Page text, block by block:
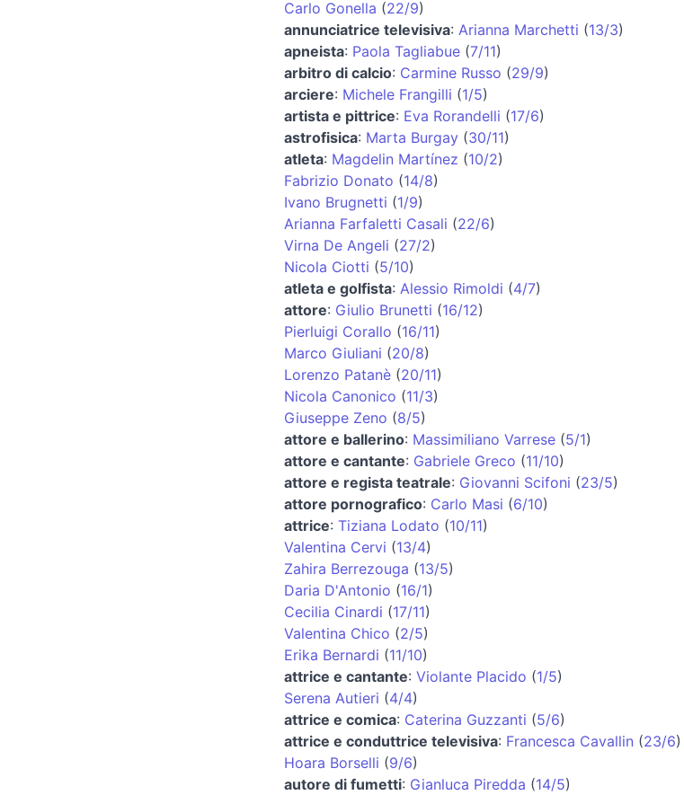
Carlo Gonella (22/9)
annunciatrice televisiva: Arianna Marchetti (13/3)
apneista: Paola Tagliabue(7/11)
arbitro di calcio: Carmine Russo (29/9)
arciere: Michele Frangilli (1/5)
artista e pittrice: Eva Rorandelli (17/6)
astrofisica: Marta Burgay(30/11)
atleta: Magdelin Martínez (10/2)
Fabrizio Donato (14/8)
Ivano Brugnetti (1/9)
Arianna Farfaletti Casali (22/6)
Virna De Angeli (27/2)
Nicola Ciotti (5/10)
atleta e golfista: Alessio Rimoldi (4/7)
attore: Giulio Brunetti (16/12)
Pierluigi Corallo (16/11)
Marco Giuliani (20/8)
Lorenzo Patanè(20/11)
Nicola Canonico (11/3)
Giuseppe Zeno (8/5)
attore e ballerino: Massimiliano Varrese(5/1)
attore e cantante: Gabriele Greco (11/10)
attore e regista teatrale: Giovanni Scifoni (23/5)
attore pornografico: Carlo Masi (6/10)
attrice: Tiziana Lodato (10/11)
Valentina Cervi (13/4)
Zahira Berrezouga (13/5)
Daria D'Antonio (16/1)
Cecilia Cinardi (17/11)
Valentina Chico (2/5)
Erika Bernardi (11/10)
attrice e cantante: Violante Placido (1/5)
Serena Autieri (4/4)
attrice e comica: Caterina Guzzanti (5/6)
attrice e conduttrice televisiva: Francesca Cavallin (23/6)
Hoara Borselli (9/6)
autore di fumetti: Gianluca Piredda (14/5)